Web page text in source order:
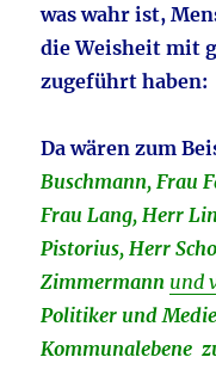
was wahr ist,
die Weisheit mit
zugeführt haben:
Da wären zum
Buschmann, Frau
Frau Lang, Herr
Pistorius, Herr
Zimmermann und
Politiker und
Kommunalebene